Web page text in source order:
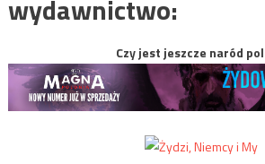
wydawnictwo:
Czy jest jeszcze naród